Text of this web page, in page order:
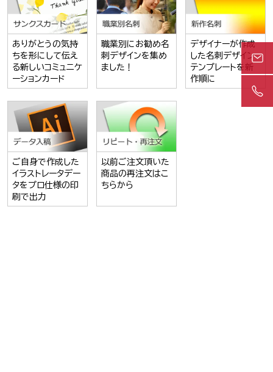
ありがとうの気持
ちを形にして伝え
る新しいコミュニケ
ーションカード
職業別にお勧め名
刺デザインを集め
ました！
デザイナーが作成
した名刺デザイン
テンプレートを新
作順に
ご自身で作成した
イラストレータデー
タをプロ仕様の印
刷で出力
以前ご注文頂いた
商品の再注文はこ
ちらから